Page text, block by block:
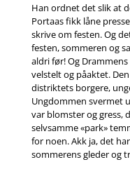
Han ordnet det slik at
Portaas fikk låne
skrive om festen. Og
festen, sommeren og
aldri før! Og
velstelt og påaktet.
distriktets borgere,
Ungdommen svermet
var blomster og gress,
selvsamme «park»
for noen. Akk ja, det
sommerens gleder og